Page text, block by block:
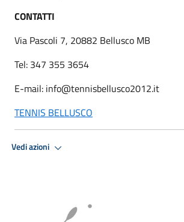
CONTATTI
Via Pascoli 7, 20882 Bellusco MB
Tel: 347 355 3654
E-mail: info@tennisbellusco2012.it
TENNIS BELLUSCO
Vedi azioni